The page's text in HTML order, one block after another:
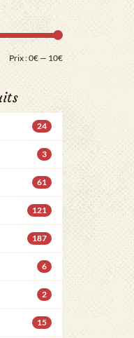
Prix min
Prix max
Prix :0€ — 10€
24
3
61
121
187
6
2
15